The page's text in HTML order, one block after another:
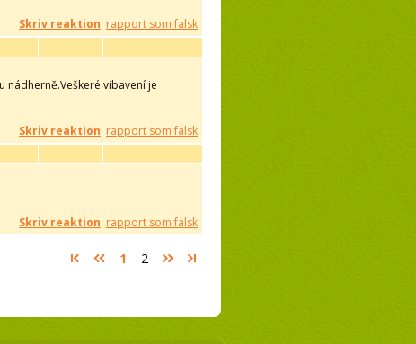
Skriv reaktion rapport som falsk
nádherně.Veškeré vibavení je
Skriv reaktion rapport som falsk
Skriv reaktion rapport som falsk
1 2